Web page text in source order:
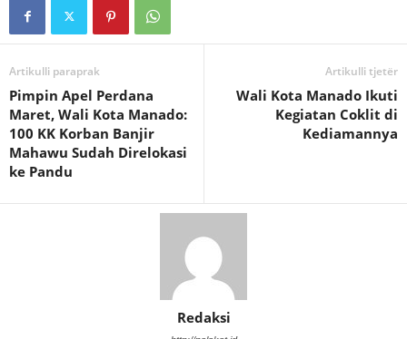
Artikulli paraprak
Pimpin Apel Perdana
Maret, Wali Kota Manado:
100 KK Korban Banjir
Mahawu Sudah Direlokasi
ke Pandu
Artikulli tjetër
Wali Kota Manado Ikuti
Kegiatan Coklit di
Kediamannya
Redaksi